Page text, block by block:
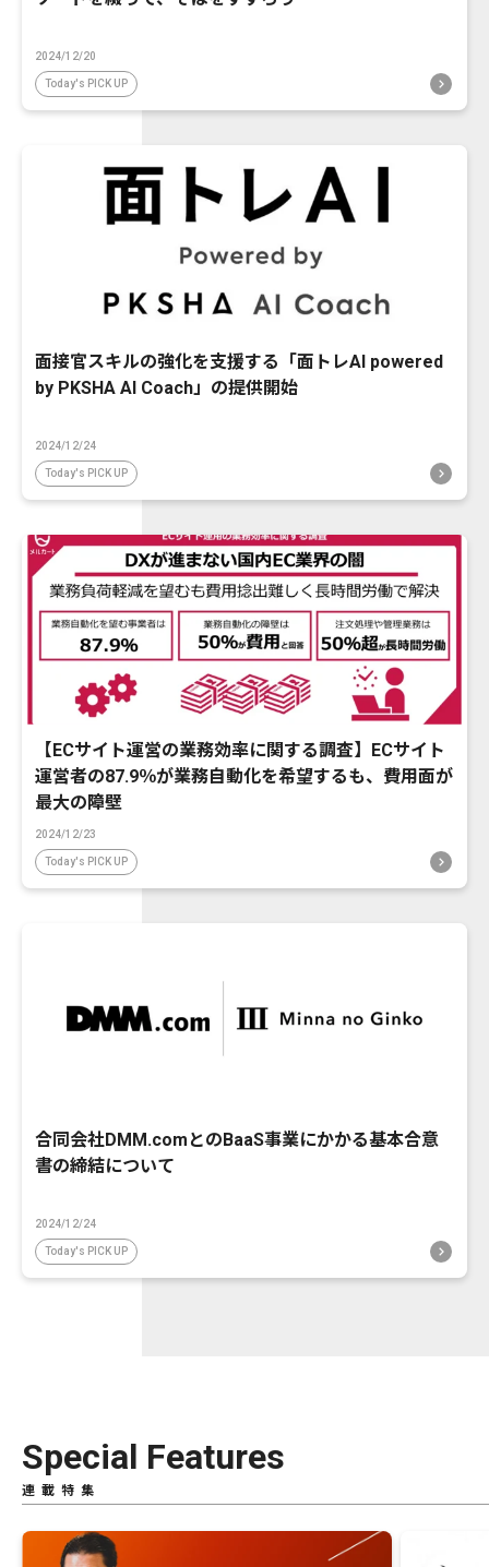
2024/12/20
Today's PICK UP
面接官スキルの強化を支援する「面トレAI powered
by PKSHA AI Coach」の提供開始
2024/12/24
Today's PICK UP
【ECサイト運営の業務効率に関する調査】ECサイト
運営者の87.9％が業務自動化を希望するも、費用面が
最大の障壁
2024/12/23
Today's PICK UP
合同会社DMM.comとのBaaS事業にかかる基本合意
書の締結について
2024/12/24
Today's PICK UP
Special Features
連載特集